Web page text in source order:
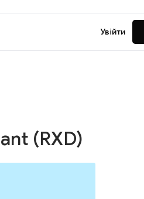
Увійти
(RXD)